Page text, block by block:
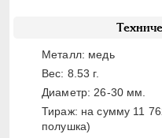
Металл: медь
Вес: 8.53 г.
Диаметр: 26-30 мм.
Тираж: на сумму 11
полушка)